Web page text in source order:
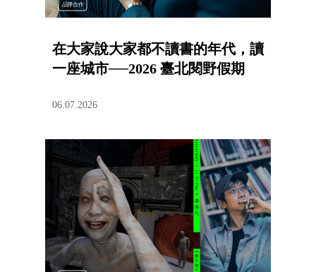
品牌合作
在大家說大家都不讀書的年代，讀
一座城市──2026 臺北閱野假期
06.07.2026